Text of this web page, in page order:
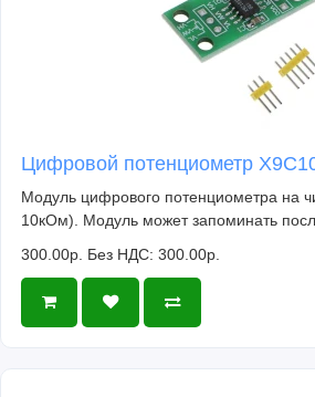
Цифровой потенциометр
Модуль цифрового потенциометра на
10кОм). Модуль может запоминать
300.00р. Без НДС: 300.00р.